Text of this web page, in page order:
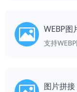
WEBP图
支持
图片拼接